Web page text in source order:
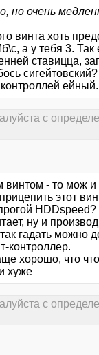
но очень
винта хоть
а у тебя 3. Так
ставицца,
ейный.
с
винтом - то мож
этот
ну и
гадать можно
контроллер.
хорошо, что
хуже
с